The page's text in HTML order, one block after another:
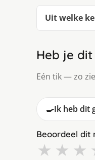
Uit welke
Heb je
Eén tik — zo
🍳Ik heb dit
Beoordeel dit
★ ★ ★